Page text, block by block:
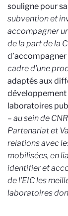
souligne pour
subvention et
accompagner
de la part de la
d’accompagner
cadre d’une
adaptés aux
développement
laboratoires
– au sein de
Partenariat et
relations avec
mobilisées, en
identifier et
de l’EIC les
laboratoires